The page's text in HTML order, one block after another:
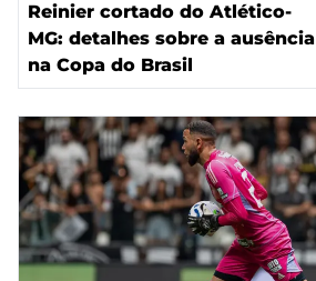
Reinier cortado do Atlético-
MG: detalhes sobre a ausência
na Copa do Brasil